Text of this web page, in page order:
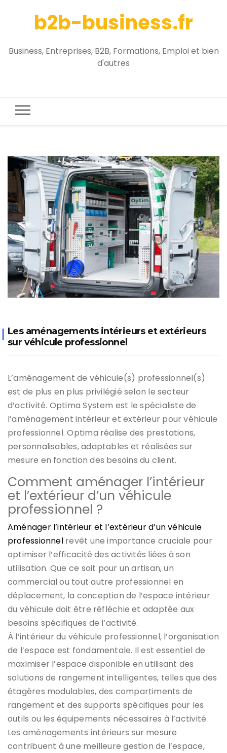
b2b-business.fr
Business, Entreprises, B2B, Formations, Emploi et bien
d'autres
Les aménagements intérieurs et extérieurs
sur véhicule professionnel
L’aménagement de véhicule(s) professionnel(s)
est de plus en plus privilégié selon le secteur
d’activité. Optima System est le spécialiste de
l’aménagement intérieur et extérieur pour véhicule
professionnel. Optima réalise des prestations,
personnalisables, adaptables et réalisées sur
mesure en fonction des besoins du client.
Comment aménager l’intérieur
et l’extérieur d’un véhicule
professionnel ?
Aménager l’intérieur et l’extérieur d’un véhicule
professionnelrevêt une importance cruciale pour
optimiser l’efficacité des activités liées à son
utilisation. Que ce soit pour un artisan, un
commercial ou tout autre professionnel en
déplacement, la conception de l’espace intérieur
du véhicule doit être réfléchie et adaptée aux
besoins spécifiques de l’activité.
À l’intérieur du véhicule professionnel, l’organisation
de l’espace est fondamentale. Il est essentiel de
maximiser l’espace disponible en utilisant des
solutions de rangement intelligentes, telles que des
étagères modulables, des compartiments de
rangement et des supports spécifiques pour les
outils ou les équipements nécessaires à l’activité.
Les aménagements intérieurs sur mesure
contribuent à une meilleure gestion de l’espace,